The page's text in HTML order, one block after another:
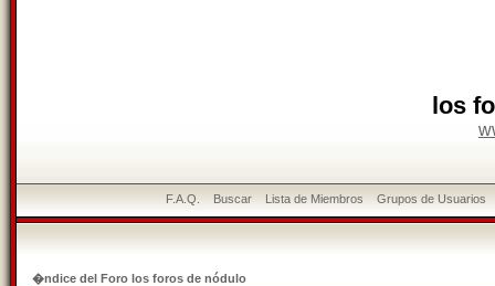
los
F.A.Q. Buscar Lista de Miembros Grupos de Usuarios
�ndice del Foro los foros de nódulo